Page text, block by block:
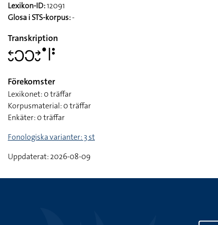
Lexikon-ID:12091
Glosa i STS-korpus:-
Transkription
􌥓􌤷􌥋􌥋􌥔􌤷􌤟􌥼􌥻
Förekomster
Lexikonet: 0 träffar
Korpusmaterial: 0 träffar
Enkäter: 0 träffar
Fonologiska varianter: 3 st
Uppdaterat: 2026-08-09